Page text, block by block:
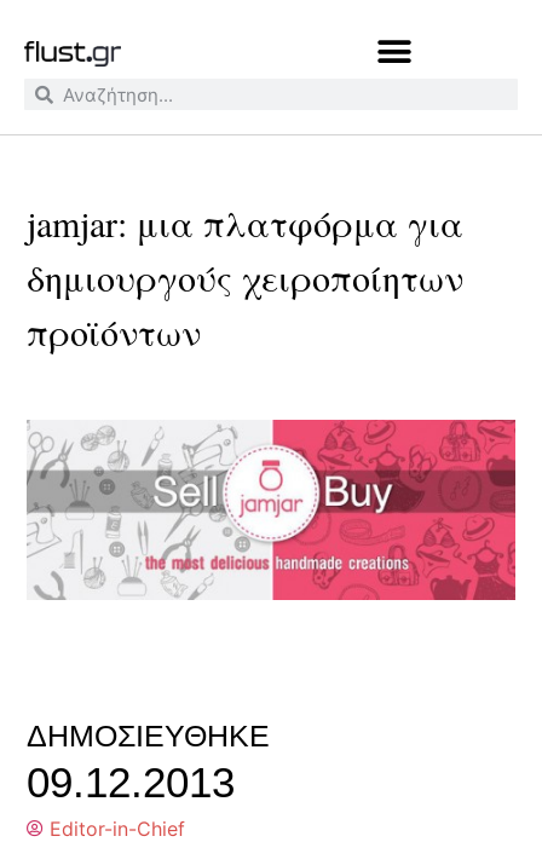
jamjar: μια πλατφόρμα για
δημιουργούς χειροποίητων
προϊόντων
ΔΗΜΟΣΙΕΎΘΗΚΕ
09.12.2013
Editor-in-Chief